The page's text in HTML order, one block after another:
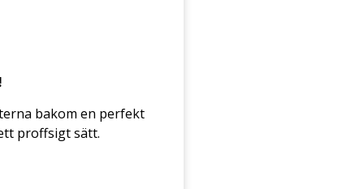
bakom en perfekt
proffsigt sätt.